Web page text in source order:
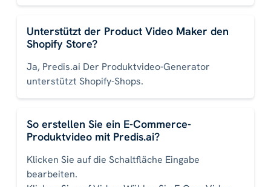
Unterstützt der Product Video Maker den
Shopify Store?
Ja, Predis.ai Der Produktvideo-Generator
unterstützt Shopify-Shops.
So erstellen Sie ein E-Commerce-
Produktvideo mit Predis.ai?
Klicken Sie auf die Schaltfläche Eingabe
bearbeiten.